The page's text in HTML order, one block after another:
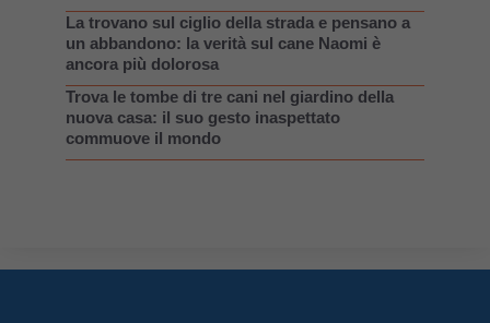
La trovano sul ciglio della strada e pensano a
un abbandono: la verità sul cane Naomi è
ancora più dolorosa
Trova le tombe di tre cani nel giardino della
nuova casa: il suo gesto inaspettato
commuove il mondo